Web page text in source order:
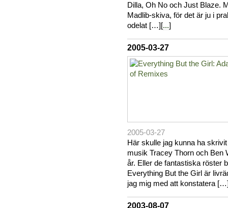
Dilla, Oh No och Just Blaze.
Madlib-skiva, för det är ju i
odelat […][...]
2005-03-27
2005-03-27
Här skulle jag kunna ha
musik Tracey Thorn och Ben
år. Eller de fantastiska röster
Everything But the Girl är
jag mig med att konstatera
2003-08-07